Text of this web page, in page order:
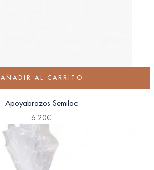
AÑADIR AL CARRITO
Apoyabrazos Semilac
6.20€